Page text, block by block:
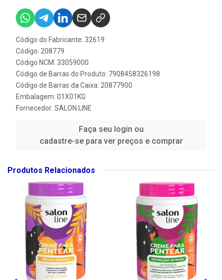
Código do Fabricante: 32619
Código: 208779
Código NCM: 33059000
Código de Barras do Produto: 7908458326198
Código de Barras da Caixa: 20877900
Embalagem: 01X01KG
Fornecedor: SALON LINE
Faça seu login ou
cadastre-se para ver preços e comprar
Produtos Relacionados